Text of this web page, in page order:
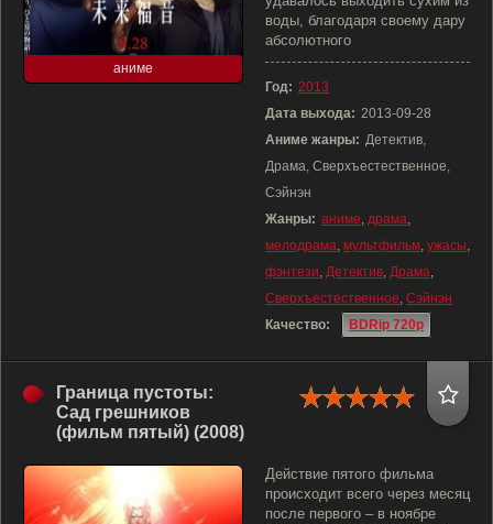
аниме
воды, благодаря своему дару
абсолютного
Год: 2013
Дата выхода: 2013-09-28
Аниме жанры: Детектив,
Драма, Сверхъестественное,
Сэйнэн
Жанры: аниме, драма,
мелодрама, мультфильм, ужасы,
фэнтези, Детектив, Драма,
Сверхъестественное, Сэйнэн
Качество:
BDRip 720p
Граница пустоты:
Сад грешников
(фильм пятый) (2008)
Действие пятого фильма
происходит всего через месяц
после первого – в ноябре